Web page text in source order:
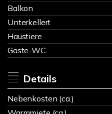
Balkon
Unterkellert
Haustiere
Gäste-WC
Details
Nebenkosten (ca.)